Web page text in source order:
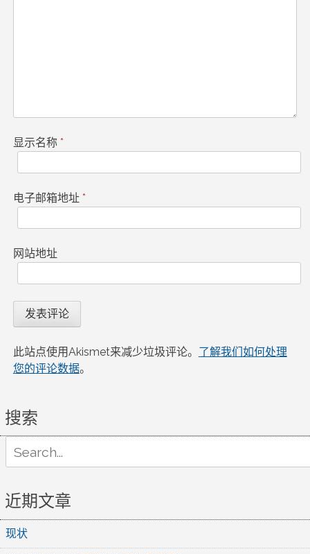
显示名称 *
电子邮箱地址 *
网站地址
此站点使用Akismet来减少垃圾评论。 了解我们如何处理
您的评论数据。
搜索
for:
近期文章
现状